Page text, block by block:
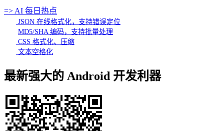
=> AI 每日热点
JSON 在线格式化，支持错误定位
MD5/SHA 编码，支持批量处理
CSS 格式化、压缩
文本空格化
最新强大的 Android 开发利器